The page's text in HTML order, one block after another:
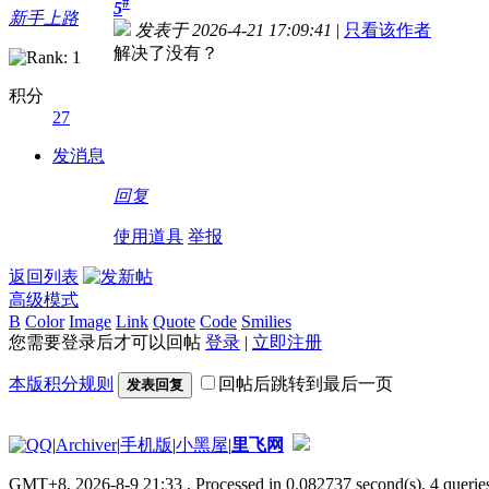
新手上路
积分
27
发消息
5
发表于 2026-4-21 17:09:41 | 只看该作者
解决了没有？
回复
使用道具 举报
返回列表
高级模式
B Color Image Link Quote Code Smilies
您需要登录后才可以回帖 登录 | 立即注册
本版积分规则 发表回复 回帖后跳转到最后一页
|Archiver|手机版|小黑屋|里飞网
GMT+8, 2026-8-9 21:33 , Processed in 0.082737 second(s), 4